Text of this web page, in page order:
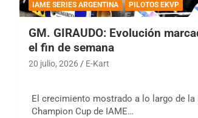
IAME SERIES ARGENTINA PILOTOS EKVP
GM. GIRAUDO: Evolución
el fin de semana
20 julio, 2026 E-Kart
El crecimiento mostrado a lo largo de la
Champion Cup de IAME…